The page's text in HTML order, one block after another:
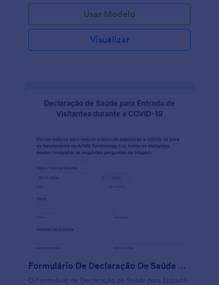
Usar Modelo
Visualizar
Formulário De Declaração De Saúde Para Entrada De Visitantes Durante A COVID 19
O Formulário de Declaração de Saúde para Entrada